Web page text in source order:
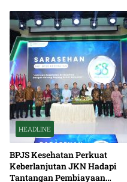
HEADLINE
BPJS Kesehatan Perkuat
Keberlanjutan JKN Hadapi
Tantangan Pembiayaan